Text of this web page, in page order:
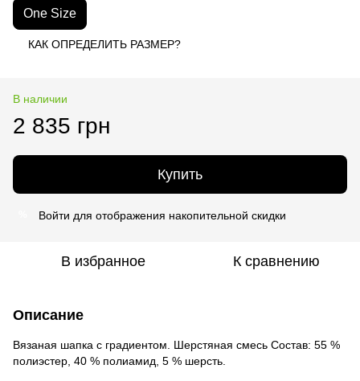
One Size
КАК ОПРЕДЕЛИТЬ РАЗМЕР?
В наличии
2 835 грн
Купить
Войти для отображения накопительной скидки
В избранное К сравнению
Описание
Вязаная шапка с градиентом. Шерстяная смесь Состав: 55 %
полиэстер, 40 % полиамид, 5 % шерсть.